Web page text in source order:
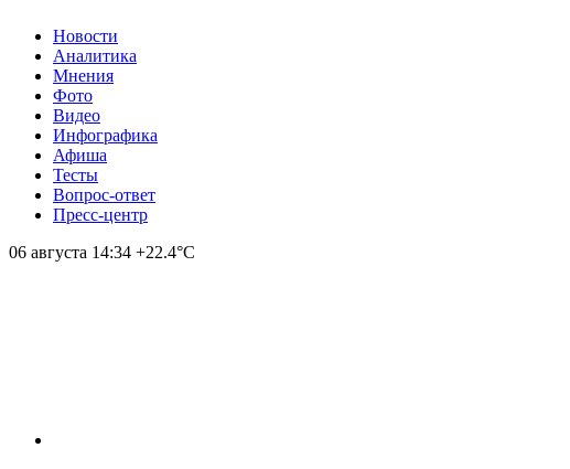
Новости
Аналитика
Мнения
Фото
Видео
Инфографика
Афиша
Тесты
Вопрос-ответ
Пресс-центр
06 августа 14:34 +22.4°С